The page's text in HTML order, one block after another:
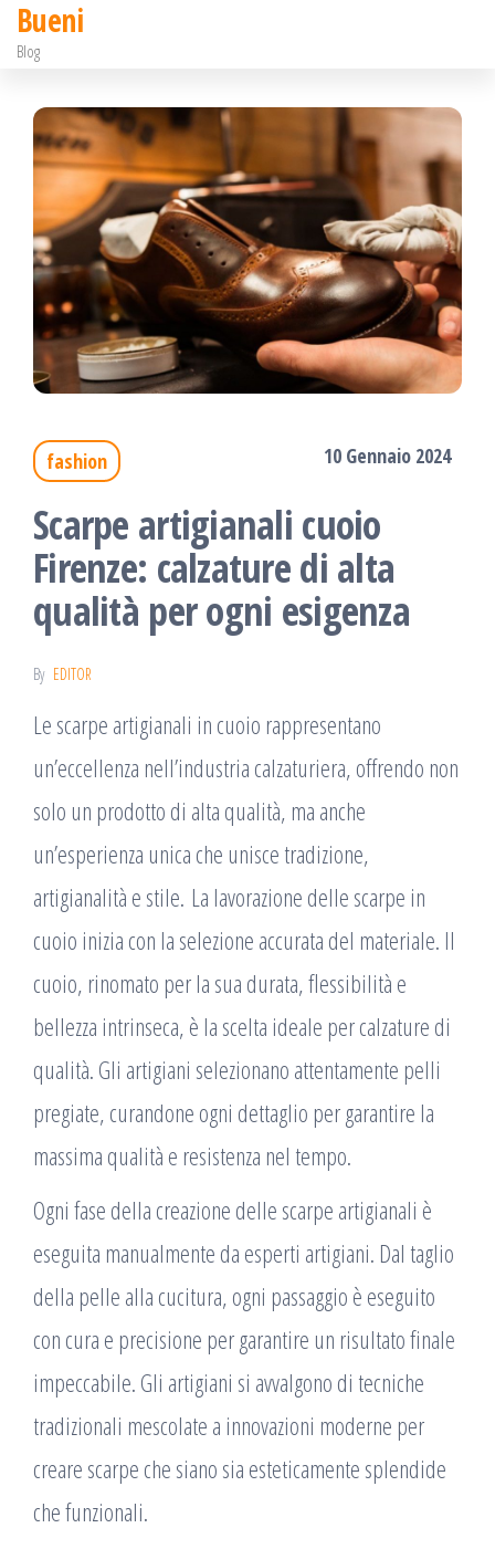
Salta
contenuto
Bueni
Blog
fashion 10 Gennaio 2024
Scarpe artigianali cuoio
Firenze: calzature di alta
qualità per ogni esigenza
By EDITOR
Le scarpe artigianali in cuoio rappresentano
un’eccellenza nell’industria calzaturiera, offrendo non
solo un prodotto di alta qualità, ma anche
un’esperienza unica che unisce tradizione,
artigianalità e stile. La lavorazione delle scarpe in
cuoio inizia con la selezione accurata del materiale. Il
cuoio, rinomato per la sua durata, flessibilità e
bellezza intrinseca, è la scelta ideale per calzature di
qualità. Gli artigiani selezionano attentamente pelli
pregiate, curandone ogni dettaglio per garantire la
massima qualità e resistenza nel tempo.
Ogni fase della creazione delle scarpe artigianali è
eseguita manualmente da esperti artigiani. Dal taglio
della pelle alla cucitura, ogni passaggio è eseguito
con cura e precisione per garantire un risultato finale
impeccabile. Gli artigiani si avvalgono di tecniche
tradizionali mescolate a innovazioni moderne per
creare scarpe che siano sia esteticamente splendide
che funzionali.